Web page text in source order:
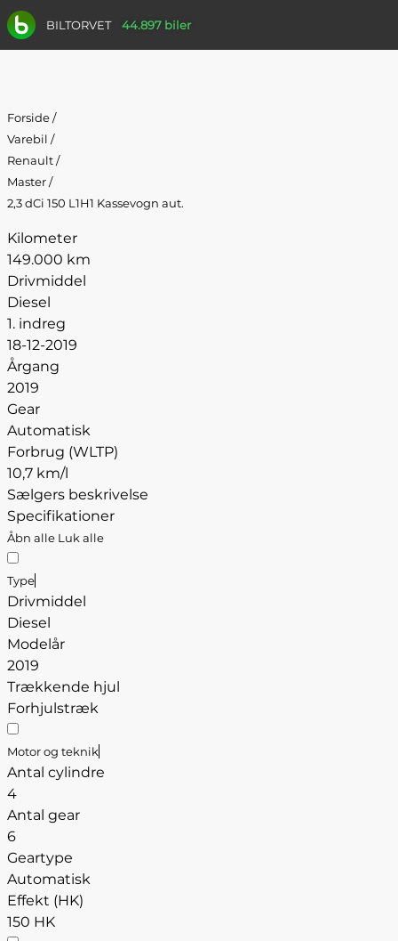
BILTORVET 44.897 biler
Forside/
Varebil /
Renault/
Master/
2,3 dCi 150 L1H1 Kassevogn aut.
Kilometer
149.000 km
Drivmiddel
Diesel
1. indreg
18-12-2019
Årgang
2019
Gear
Automatisk
Forbrug (WLTP)
10,7 km/l
Sælgers beskrivelse
Specifikationer
Åbn alle Luk alle
Type
Drivmiddel
Diesel
Modelår
2019
Trækkende hjul
Forhjulstræk
Motor og teknik
Antal cylindre
4
Antal gear
6
Geartype
Automatisk
Effekt (HK)
150 HK